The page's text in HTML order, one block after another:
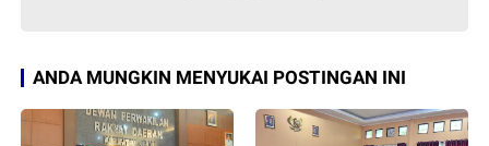
ANDA MUNGKIN MENYUKAI POSTINGAN INI